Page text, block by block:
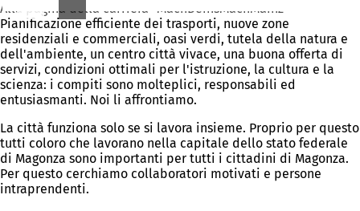
Alla pagina della carriera "MachDeinsMachMainz"
Pianificazione efficiente dei trasporti, nuove zone
residenziali e commerciali, oasi verdi, tutela della natura e
dell'ambiente, un centro città vivace, una buona offerta di
servizi, condizioni ottimali per l'istruzione, la cultura e la
scienza: i compiti sono molteplici, responsabili ed
entusiasmanti. Noi li affrontiamo.
La città funziona solo se si lavora insieme. Proprio per questo
tutti coloro che lavorano nella capitale dello stato federale
di Magonza sono importanti per tutti i cittadini di Magonza.
Per questo cerchiamo collaboratori motivati e persone
intraprendenti.